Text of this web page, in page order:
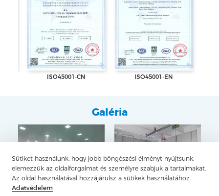
Sütiket használunk, hogy jobb böngészési élményt nyújtsunk,
elemezzük az oldalforgalmat és személyre szabjuk a tartalmakat.
Az oldal használatával hozzájárulsz a sütikek használatához.
Adatvédelem
ISO45001-CN ISO45001-EN
Galéria